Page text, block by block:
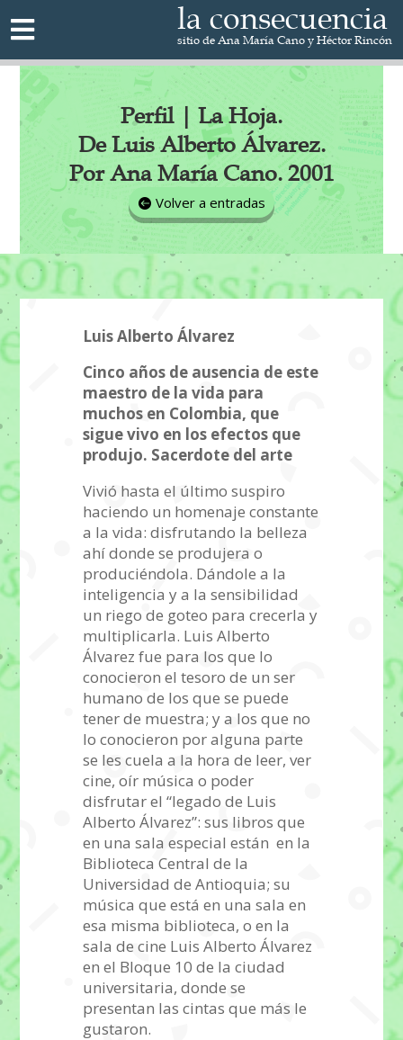
 la consecuencia
sitio de Ana María Cano y Héctor Rincón
Perfil | La Hoja.
De Luis Alberto Álvarez.
Por Ana María Cano. 2001
Volver a entradas
Luis Alberto Álvarez
Cinco años de ausencia de este
maestro de la vida para
muchos en Colombia, que
sigue vivo en los efectos que
produjo. Sacerdote del arte
Vivió hasta el último suspiro
haciendo un homenaje constante
a la vida: disfrutando la belleza
ahí donde se produjera o
produciéndola. Dándole a la
inteligencia y a la sensibilidad
un riego de goteo para crecerla y
multiplicarla. Luis Alberto
Álvarez fue para los que lo
conocieron el tesoro de un ser
humano de los que se puede
tener de muestra; y a los que no
lo conocieron por alguna parte
se les cuela a la hora de leer, ver
cine, oír música o poder
disfrutar el “legado de Luis
Alberto Álvarez”: sus libros que
en una sala especial están en la
Biblioteca Central de la
Universidad de Antioquia; su
música que está en una sala en
esa misma biblioteca, o en la
sala de cine Luis Alberto Álvarez
en el Bloque 10 de la ciudad
universitaria, donde se
presentan las cintas que más le
gustaron.